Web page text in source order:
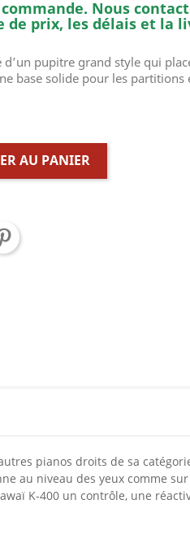
Nous
prix, les délais et la
d’un pupitre grand style qui
base solide pour les partitions
AU PANIER
pianos droits de sa
au niveau des yeux comme
K-400 un contrôle, une